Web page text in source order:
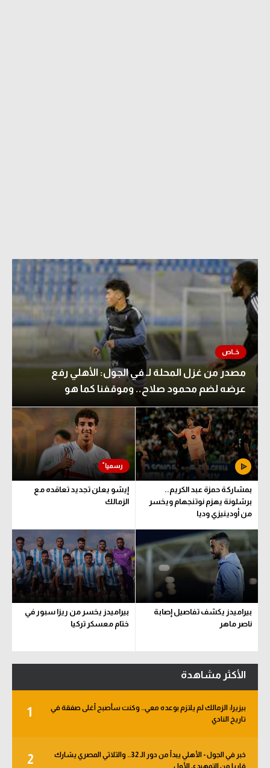
مصدر من غزل المحلة لـ في الجول: الأهلي رفع
عرضه لضم محمود صلاح.. وموقفنا كما هو
بمشاركة حمزة عبد الكريم..
برشلونة يهزم نوتنجهام ويخسر
من أودينيزي وديا
إيشو يعلن تجديد تعاقده مع
الزمالك
بيراميدز يكشف تفاصيل إصابة
ناصر ماهر
بيراميدز يخسر من ريزا سبور في
ختام معسكر تركيا
الأكثر مشاهدة
1
بيزيرا: الزمالك لم يلتزم بوعده معي.. وكنت سأصبح أغلى صفقة في
تاريخ النادي
2
خبر في الجول - الأهلي يبدأ من دور الـ 32.. والثلاثي المصري يشارك
قاريا من التمهيدي الأول